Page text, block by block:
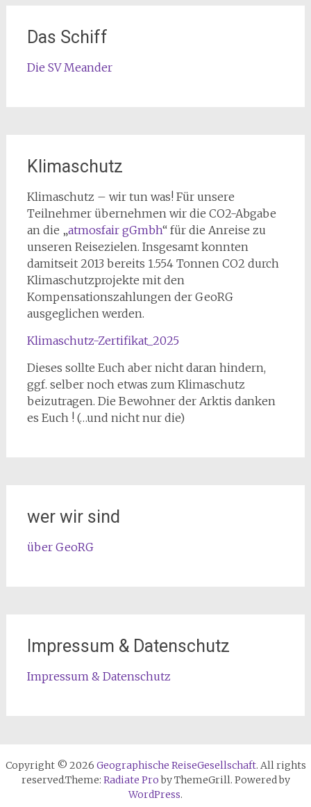
Das Schiff
Die SV Meander
Klimaschutz
Klimaschutz – wir tun was! Für unsere
Teilnehmer übernehmen wir die CO2-Abgabe
an die „atmosfair gGmbh“ für die Anreise zu
unseren Reisezielen. Insgesamt konnten
damitseit 2013 bereits 1.554 Tonnen CO2 durch
Klimaschutzprojekte mit den
Kompensationszahlungen der GeoRG
ausgeglichen werden.
Klimaschutz-Zertifikat_2025
Dieses sollte Euch aber nicht daran hindern,
ggf. selber noch etwas zum Klimaschutz
beizutragen. Die Bewohner der Arktis danken
es Euch ! (…und nicht nur die)
wer wir sind
über GeoRG
Impressum & Datenschutz
Impressum & Datenschutz
Copyright © 2026 Geographische ReiseGesellschaft. All rights
reserved.Theme: Radiate Proby ThemeGrill. Powered by
WordPress.